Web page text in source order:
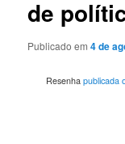
de
Publicado em4 de
Resenha publicada